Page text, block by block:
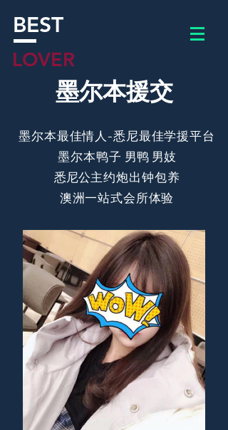
BEST
LOVER
墨尔本援交
​墨尔本最佳情人-悉尼最佳学援平台
​墨尔本鸭子 男鸭 男妓
​悉尼公主约炮出钟包养
​澳洲一站式会所体验
主页
公司简介
BLOG
白雪
白雪
嘟嘟
联系我们
Plans & Pricing